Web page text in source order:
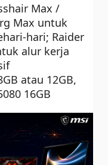
Max /
Max untuk
hari; Raider
alur kerja
atau 12GB,
16GB